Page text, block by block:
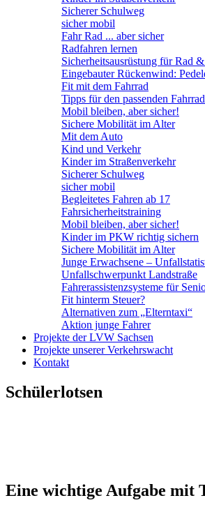
Sicherer Schulweg
sicher mobil
Fahr Rad ... aber sicher
Radfahren lernen
Sicherheitsausrüstung für Rad
Eingebauter Rückenwind:
Fit mit dem Fahrrad
Tipps für den passenden
Mobil bleiben, aber sicher!
Sichere Mobilität im Alter
Mit dem Auto
Kind und Verkehr
Kinder im Straßenverkehr
Sicherer Schulweg
sicher mobil
Begleitetes Fahren ab 17
Fahrsicherheitstraining
Mobil bleiben, aber sicher!
Kinder im PKW richtig sichern
Sichere Mobilität im Alter
Junge Erwachsene –
Unfallschwerpunkt Landstraße
Fahrerassistenzsysteme für
Fit hinterm Steuer?
Alternativen zum „Elterntaxi“
Aktion junge Fahrer
Projekte der LVW Sachsen
Projekte unserer Verkehrswacht
Kontakt
Schülerlotsen
Eine wichtige Aufgabe mit